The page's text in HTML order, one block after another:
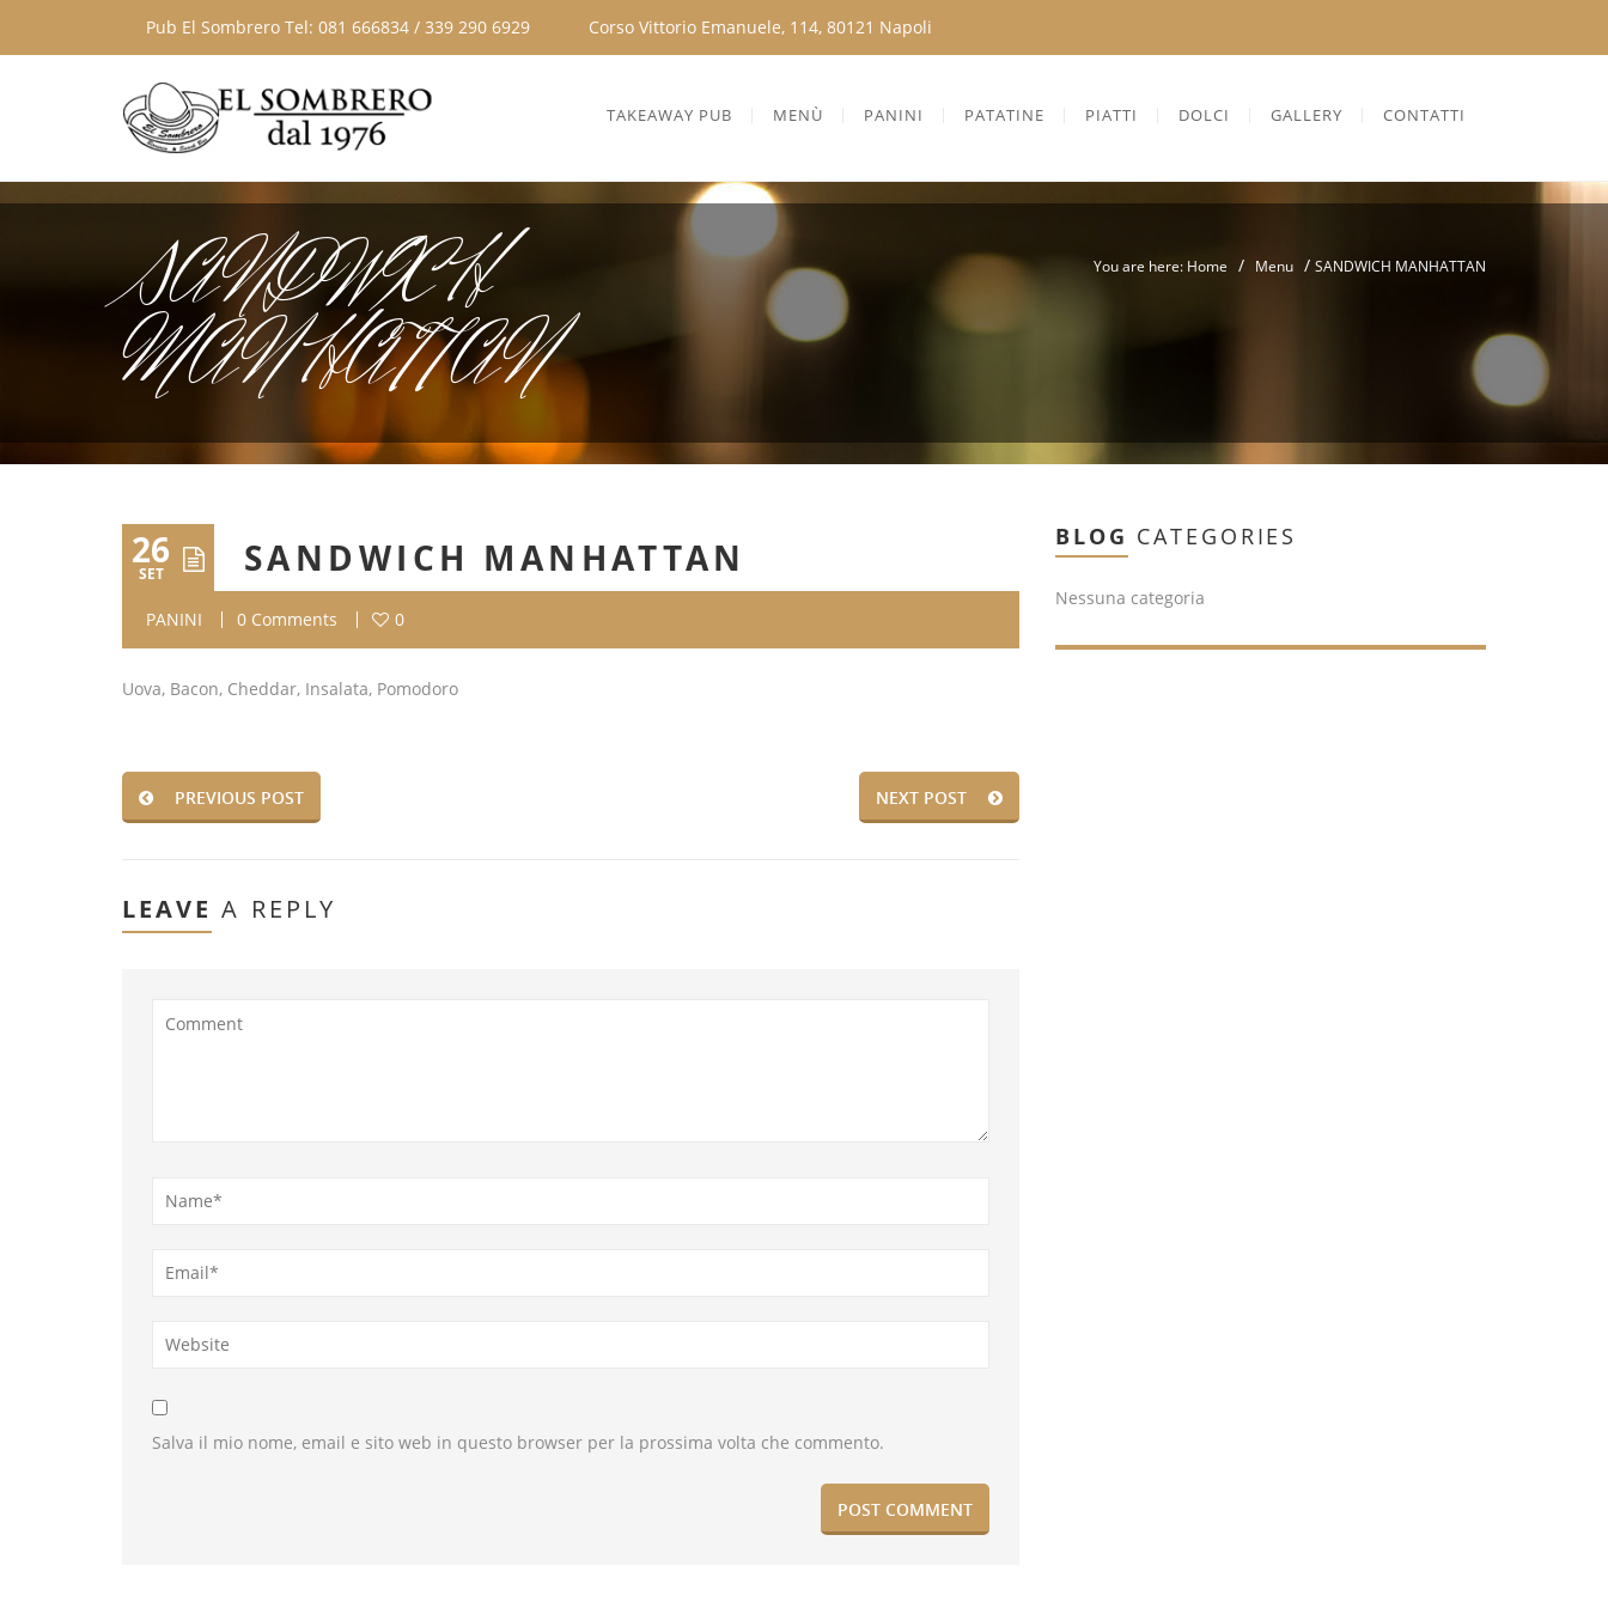
Pub El Sombrero Tel: 081 666834 / 339 290 6929 Corso Vittorio Emanuele, 114, 80121 Napoli
TAKEAWAY PUB MENÙ PANINI PATATINE PIATTI DOLCI GALLERY CONTATTI
SANDWICH
MANHATTAN
You are here: Home / Menu / SANDWICH MANHATTAN
26
SET SANDWICH MANHATTAN
PANINI 0 Comments 0
Uova, Bacon, Cheddar, Insalata, Pomodoro
PREVIOUS POST NEXT POST
LEAVE A REPLY
Salva il mio nome, email e sito web in questo browser per la prossima volta che commento.
BLOG CATEGORIES
Nessuna categoria